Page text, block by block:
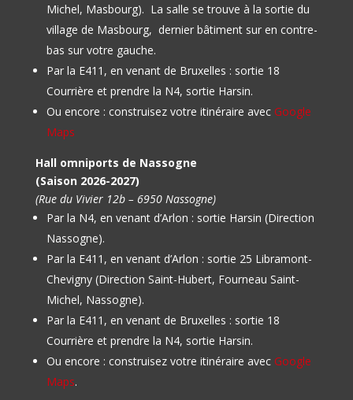
Michel, Masbourg). La salle se trouve à la sortie du
village de Masbourg, dernier bâtiment sur en contre-
bas sur votre gauche.
Par la E411, en venant de Bruxelles : sortie 18
Courrière et prendre la N4, sortie Harsin.
Ou encore : construisez votre itinéraire avec Google
Maps
Hall omniports de Nassogne
(Saison 2026-2027)
(Rue du Vivier 12b – 6950 Nassogne)
Par la N4, en venant d’Arlon : sortie Harsin (Direction
Nassogne).
Par la E411, en venant d’Arlon : sortie 25 Libramont-
Chevigny (Direction Saint-Hubert, Fourneau Saint-
Michel, Nassogne).
Par la E411, en venant de Bruxelles : sortie 18
Courrière et prendre la N4, sortie Harsin.
Ou encore : construisez votre itinéraire avec Google
Maps.